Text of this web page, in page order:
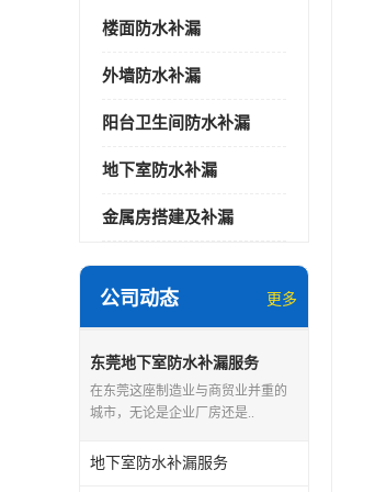
楼面防水补漏
外墙防水补漏
阳台卫生间防水补漏
地下室防水补漏
金属房搭建及补漏
公司动态 更多
东莞地下室防水补漏服务
在东莞这座制造业与商贸业并重的
城市，无论是企业厂房还是..
地下室防水补漏服务